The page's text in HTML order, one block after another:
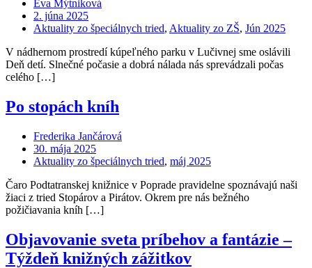
Eva Mýtniková
2. júna 2025
Aktuality zo špeciálnych tried, Aktuality zo ZŠ, Jún 2025
V nádhernom prostredí kúpeľného parku v Lučivnej sme oslávili
Deň detí. Slnečné počasie a dobrá nálada nás sprevádzali počas
celého […]
Po stopách kníh
Frederika Jančárová
30. mája 2025
Aktuality zo špeciálnych tried, máj 2025
Čaro Podtatranskej knižnice v Poprade pravidelne spoznávajú naši
žiaci z tried Stopárov a Pirátov. Okrem pre nás bežného
požičiavania kníh […]
Objavovanie sveta príbehov a fantázie –
Týždeň knižných zážitkov